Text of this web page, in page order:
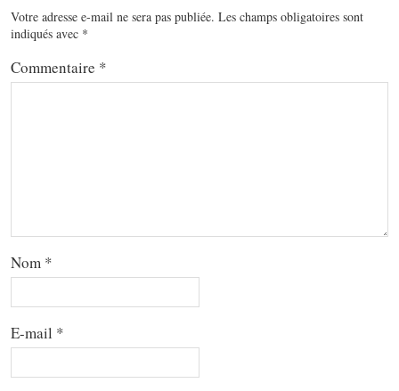
Votre adresse e-mail ne sera pas publiée. Les champs obligatoires sont
indiqués avec *
Commentaire *
Nom *
E-mail *